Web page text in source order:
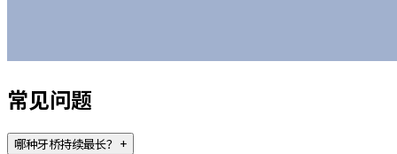
常见问题
哪种牙桥持续最长？ +